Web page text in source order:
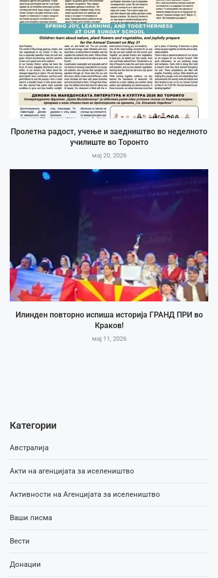
Пролетна радост, учење и заедништво во неделното
училиште во Торонто
мај 20, 2026
Илинден повторно испиша историја ГРАНД ПРИ во
Краков!
мај 11, 2026
Категории
Австралија
Акти на агенцијата за иселеништво
Активности на Агенцијата за иселеништво
Ваши писма
Вести
Донации